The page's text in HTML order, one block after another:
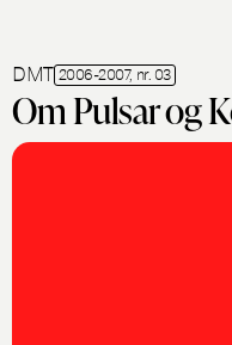
DMT 2006-2007, nr. 03
Om Pulsar og